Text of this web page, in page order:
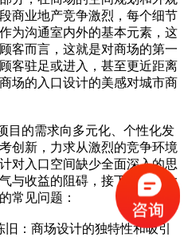
商业地产竞争激烈，每个细节
为沟通室内外的基本元素，这
客而言，这就是对商场的第一
客驻足或进入，甚至更近距离
场的入口设计的美感对城市商
的需求向多元化、个性化发
创新，力求从激烈的竞争环境
对入口空间缺少全面深入的思
与收益的阻碍，接下来将为大
常见问题：
：商场设计的独特性和吸引